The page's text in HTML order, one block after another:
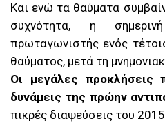
Και ενώ τα θαύματα
συχνότητα, η
πρωταγωνιστής ενός
θαύματος, μετά τη
Οι μεγάλες προκλήσεις
δυνάμεις της πρώην
πικρές διαψεύσεις του